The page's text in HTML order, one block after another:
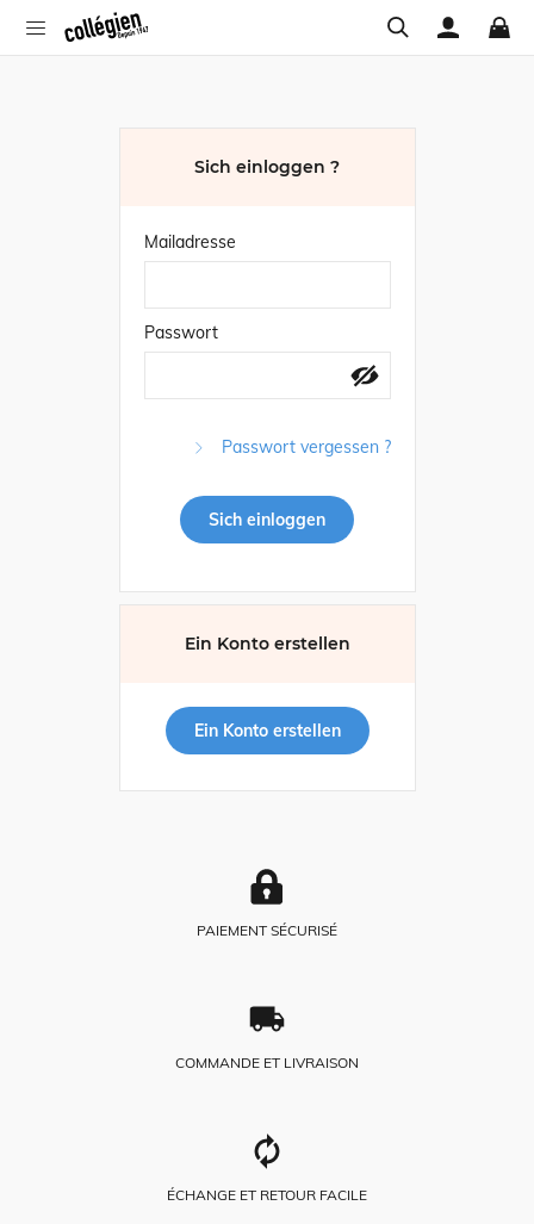
Sich einloggen ?
Mailadresse
Passwort
Passwort vergessen ?
Sich einloggen
Ein Konto erstellen
Ein Konto erstellen
PAIEMENT SÉCURISÉ
COMMANDE ET LIVRAISON
ÉCHANGE ET RETOUR FACILE